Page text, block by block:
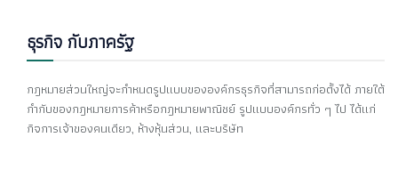
ธุรกิจ กับภาครัฐ
กฎหมายส่วนใหญ่จะกำหนดรูปแบบขององค์กรธุรกิจที่สามารถก่อตั้งได้ ภายใต้
กำกับของกฎหมายการค้าหรือกฎหมายพาณิชย์ รูปแบบองค์กรทั่ว ๆ ไป ได้แก่
กิจการเจ้าของคนเดียว, ห้างหุ้นส่วน, และบริษัท